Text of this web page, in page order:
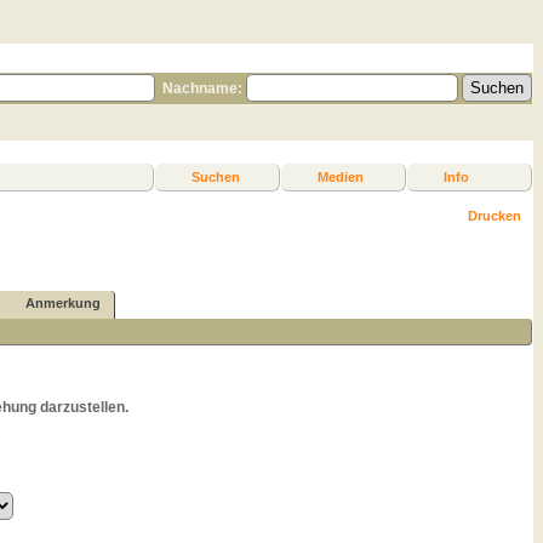
Nachname:
Suchen Medien Info
Drucken
Anmerkung
darzustellen.